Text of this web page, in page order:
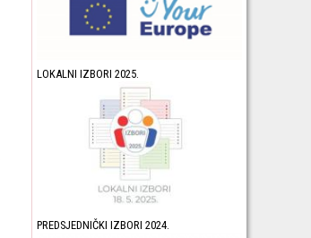
LOKALNI IZBORI 2025.
PREDSJEDNIČKI IZBORI 2024.